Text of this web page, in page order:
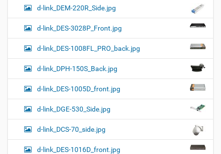
d-link_DEM-220R_Side.jpg
d-link_DES-3028P_Front.jpg
d-link_DES-1008FL_PRO_back.jpg
d-link_DPH-150S_Back.jpg
d-link_DES-1005D_front.jpg
d-link_DGE-530_Side.jpg
d-link_DCS-70_side.jpg
d-link_DES-1016D_front.jpg